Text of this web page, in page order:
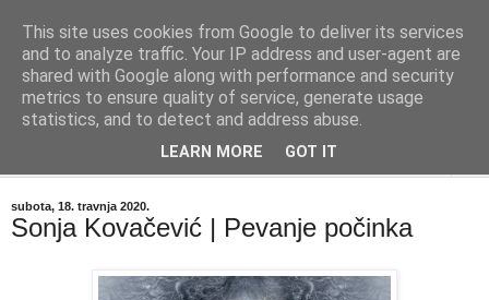
"Kvaka"
Časopis za književnost ISSN 2459-5632
subota, 18. travnja 2020.
Sonja Kovačević | Pevanje počinka
This site uses cookies from Google to deliver its services
and to analyze traffic. Your IP address and user-agent are
shared with Google along with performance and security
metrics to ensure quality of service, generate usage
statistics, and to detect and address abuse.
LEARN MORE GOT IT